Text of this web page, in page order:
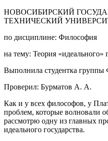
НОВОСИБИРСКИЙ
ТЕХНИЧЕСКИЙ
по дисциплине: Философия
на тему: Теория «идеального»
Выполнила студентка
Проверил: Бурматов А. А.
Как и у всех философов, у
проблем, которые волновали
рассмотрю одну из главных
идеального государства.